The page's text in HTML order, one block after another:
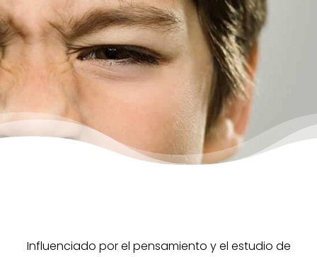
Influenciado por el pensamiento y el estudio de